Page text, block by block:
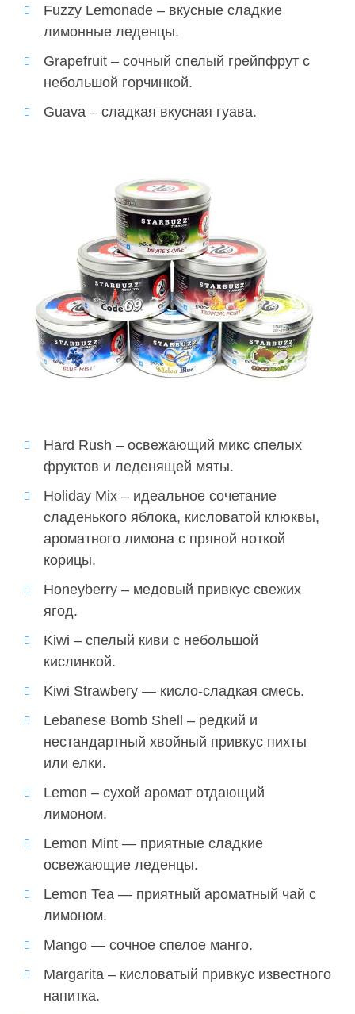
Fuzzy Lemonade – вкусные сладкие
лимонные леденцы.
Grapefruit – сочный спелый грейпфрут с
небольшой горчинкой.
Guava – сладкая вкусная гуава.
Hard Rush – освежающий микс спелых
фруктов и леденящей мяты.
Holiday Mix – идеальное сочетание
сладенького яблока, кисловатой клюквы,
ароматного лимона с пряной ноткой
корицы.
Honeyberry – медовый привкус свежих
ягод.
Kiwi – спелый киви с небольшой
кислинкой.
Kiwi Strawbery — кисло-сладкая смесь.
Lebanese Bomb Shell – редкий и
нестандартный хвойный привкус пихты
или елки.
Lemon – сухой аромат отдающий
лимоном.
Lemon Mint — приятные сладкие
освежающие леденцы.
Lemon Tea — приятный ароматный чай с
лимоном.
Mango — сочное спелое манго.
Margarita – кисловатый привкус известного
напитка.